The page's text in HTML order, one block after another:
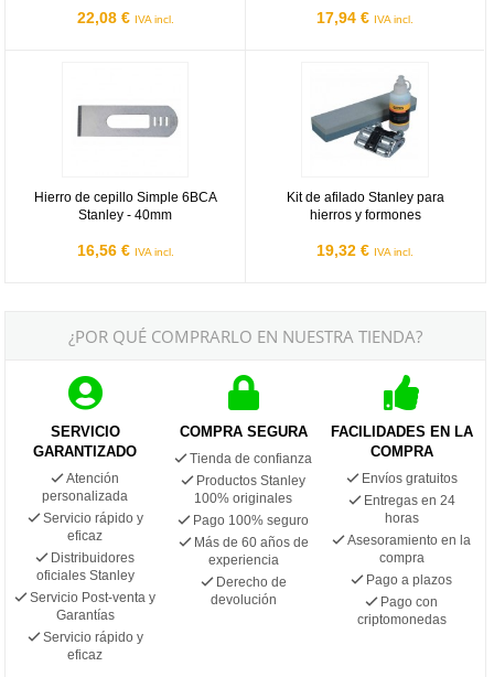
22,08 € IVA incl. 17,94 € IVA incl.
Hierro de cepillo Simple 6BCA
Stanley - 40mm
16,56 € IVA incl.
Kit de afilado Stanley para
hierros y formones
19,32 € IVA incl.
¿POR QUÉ COMPRARLO EN NUESTRA TIENDA?
SERVICIO
GARANTIZADO
Atención
personalizada
Servicio rápido y
eficaz
Distribuidores
oficiales Stanley
Servicio Post-venta y
Garantías
Servicio rápido y
eficaz
COMPRA SEGURA
Tienda de confianza
Productos Stanley
100% originales
Pago 100% seguro
Más de 60 años de
experiencia
Derecho de
devolución
FACILIDADES EN LA
COMPRA
Envíos gratuitos
Entregas en 24
horas
Asesoramiento en la
compra
Pago a plazos
Pago con
criptomonedas